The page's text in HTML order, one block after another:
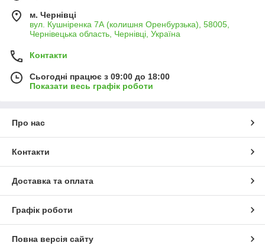
м. Чернівці
вул. Кушніренка 7А (колишня Оренбурзька), 58005,
Чернівецька область, Чернівці, Україна
Контакти
Сьогодні працює з 09:00 до 18:00
Показати весь графік роботи
Про нас
Контакти
Доставка та оплата
Графік роботи
Повна версія сайту